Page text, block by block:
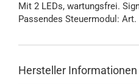
Mit 2 LEDs, wartungsfrei.
Passendes Steuermodul:
Hersteller Informationen